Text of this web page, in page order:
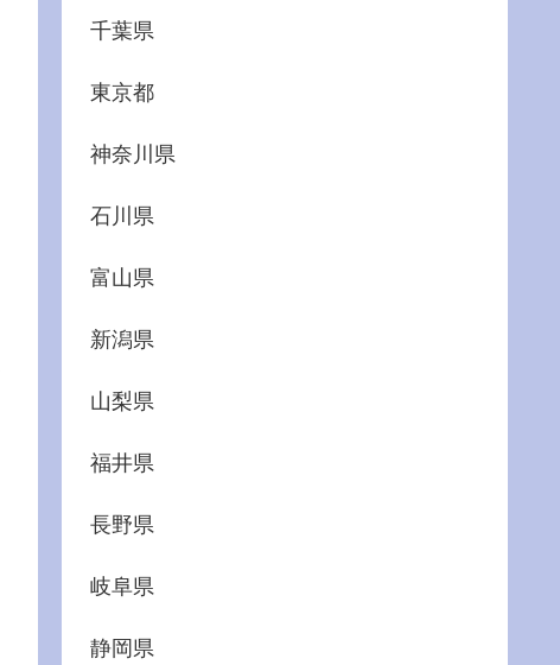
千葉県
東京都
神奈川県
石川県
富山県
新潟県
山梨県
福井県
長野県
岐阜県
静岡県